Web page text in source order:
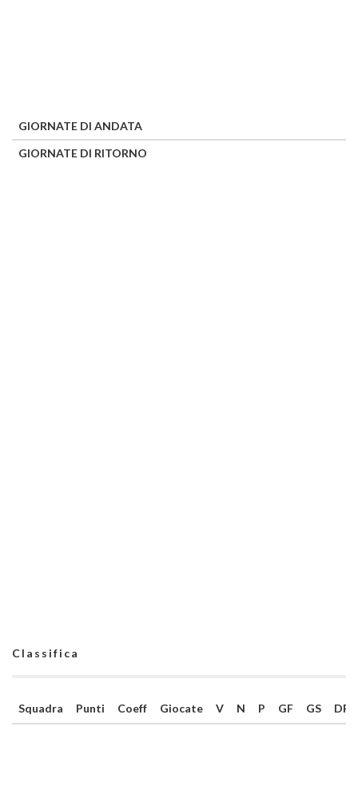
GIORNATE DI ANDATA
GIORNATE DI RITORNO
Classifica
Squadra Punti Coeff Giocate V N P GF GS DR